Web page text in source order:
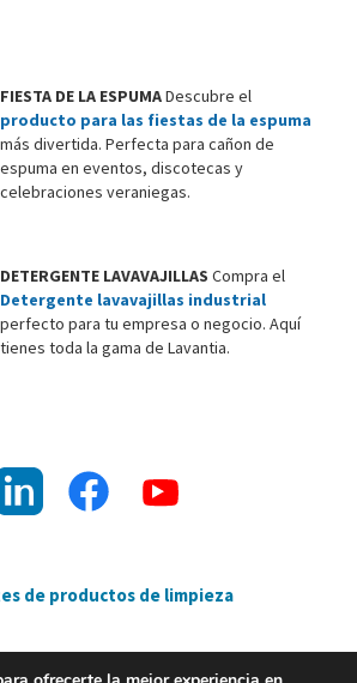
FIESTA DE LA ESPUMADescubre el
producto para las fiestas de la espuma
más divertida. Perfecta para cañon de
espuma en eventos, discotecas y
celebraciones veraniegas.
DETERGENTE LAVAVAJILLAS Compra el
Detergente lavavajillas industrial
perfecto para tu empresa o negocio. Aquí
tienes toda la gama de Lavantia.
de productos de limpieza